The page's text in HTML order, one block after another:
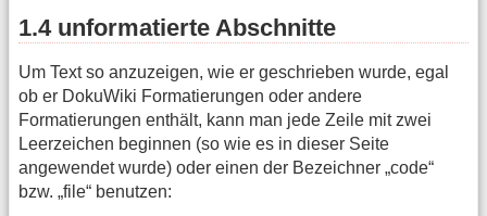
1.4 unformatierte Abschnitte
Um Text so anzuzeigen, wie er geschrieben wurde, egal
ob er DokuWiki Formatierungen oder andere
Formatierungen enthält, kann man jede Zeile mit zwei
Leerzeichen beginnen (so wie es in dieser Seite
angewendet wurde) oder einen der Bezeichner „code“
bzw. „file“ benutzen: